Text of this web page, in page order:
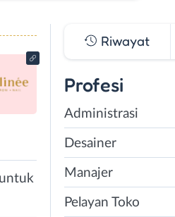
Riwayat
Profesi
Administrasi
Desainer
Manajer
Pelayan Toko